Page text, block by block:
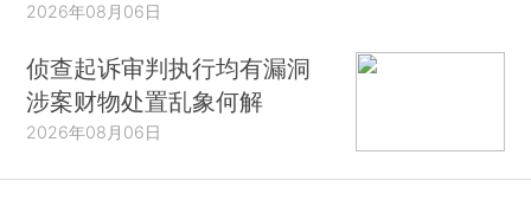
2026年08月06日
侦查起诉审判执行均有漏洞
涉案财物处置乱象何解
2026年08月06日